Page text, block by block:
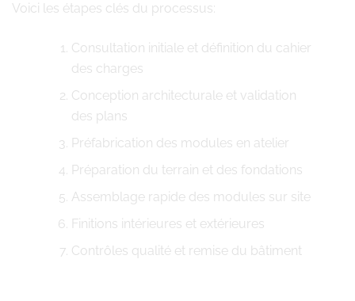
Voici les étapes clés du processus:
Consultation initiale et définition du cahier
des charges
Conception architecturale et validation
des plans
Préfabrication des modules en atelier
Préparation du terrain et des fondations
Assemblage rapide des modules sur site
Finitions intérieures et extérieures
Contrôles qualité et remise du bâtiment